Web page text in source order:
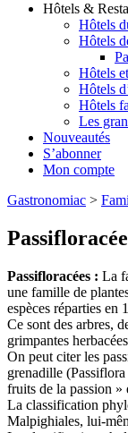
Hôtels &
Hôtels
Hôtels
Hôtels
Hôtels
Hôtels
Les
Nouveautés
S’abonner
Mon compte
Gastronomiac >
Passifloracées : La
une famille de
espèces réparties en
Ce sont des arbres,
grimpantes
On peut citer les
grenadille
fruits de la passion »
La classification
Malpighiales, lui-